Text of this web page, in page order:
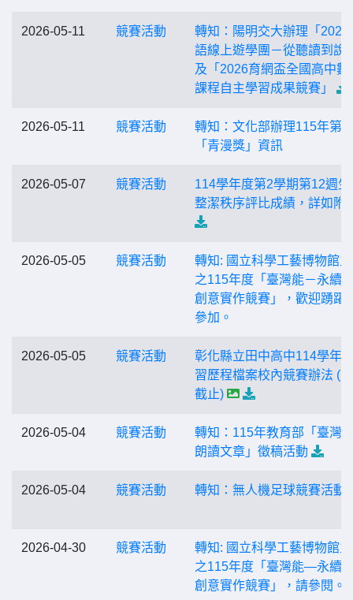
2026-05-11 競賽活動
轉知：陽明交大辦理「2026
語線上遊學團－從聽讀到說
及「2026育網盃全國高中數
課程自主學習成果競賽」
2026-05-11 競賽活動
轉知：文化部辦理115年第2
「青漫獎」資訊
2026-05-07 競賽活動
114學年度第2學期第12週生
整潔秩序評比成績，詳如附
2026-05-05 競賽活動
轉知: 國立科學工藝博物館
之115年度「臺灣能－永續
創意實作競賽」，歡迎踴躍
參加。
2026-05-05 競賽活動
彰化縣立田中高中114學年
習歷程檔案校內競賽辦法
截止)
2026-05-04 競賽活動
轉知：115年教育部「臺灣
朗讀文章」徵稿活動
2026-05-04 競賽活動 轉知：無人機足球競賽活動
2026-04-30 競賽活動
轉知: 國立科學工藝博物館
之115年度「臺灣能―永續
創意實作競賽」，請參閱。